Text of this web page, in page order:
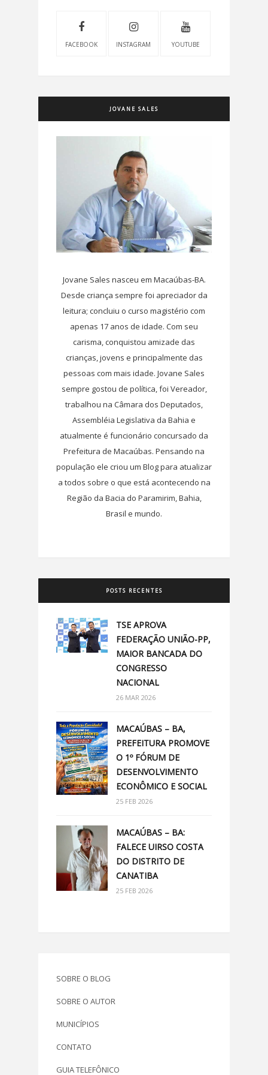
FACEBOOK INSTAGRAM YOUTUBE
JOVANE SALES
Jovane Sales nasceu em Macaúbas-BA.
Desde criança sempre foi apreciador da
leitura; concluiu o curso magistério com
apenas 17 anos de idade. Com seu
carisma, conquistou amizade das
crianças, jovens e principalmente das
pessoas com mais idade. Jovane Sales
sempre gostou de política, foi Vereador,
trabalhou na Câmara dos Deputados,
Assembléia Legislativa da Bahia e
atualmente é funcionário concursado da
Prefeitura de Macaúbas. Pensando na
população ele criou um Blog para atualizar
a todos sobre o que está acontecendo na
Região da Bacia do Paramirim, Bahia,
Brasil e mundo.
POSTS RECENTES
TSE APROVA
FEDERAÇÃO UNIÃO-PP,
MAIOR BANCADA DO
CONGRESSO
NACIONAL
26 MAR 2026
MACAÚBAS – BA,
PREFEITURA PROMOVE
O 1º FÓRUM DE
DESENVOLVIMENTO
ECONÔMICO E SOCIAL
25 FEB 2026
MACAÚBAS – BA:
FALECE UIRSO COSTA
DO DISTRITO DE
CANATIBA
25 FEB 2026
SOBRE O BLOG
SOBRE O AUTOR
MUNICÍPIOS
CONTATO
GUIA TELEFÔNICO